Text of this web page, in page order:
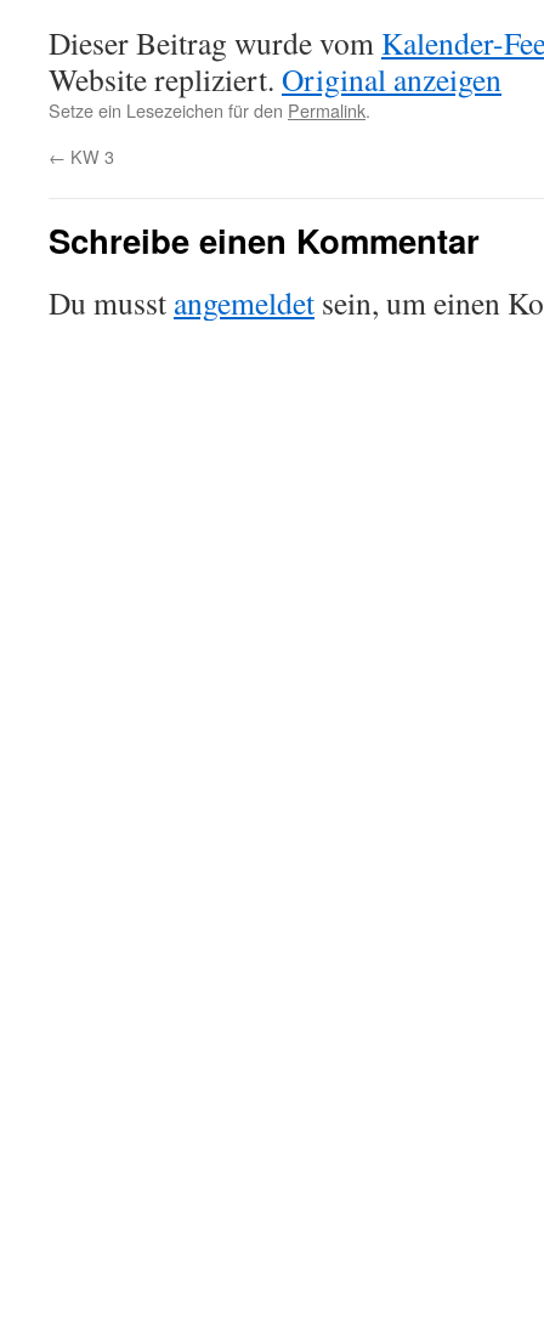
Dieser Beitrag wurde vom Kalender-
Website repliziert. Original anzeigen
Setze ein Lesezeichen für den Permalink.
← KW 3
Schreibe einen Kommentar
Du musst angemeldet sein, um einen